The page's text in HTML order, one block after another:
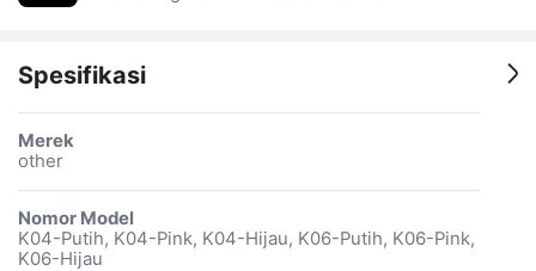
Spesifikasi
Merek
other
Nomor Model
K04-Putih, K04-Pink, K04-Hijau, K06-Putih, K06-Pink,
K06-Hijau